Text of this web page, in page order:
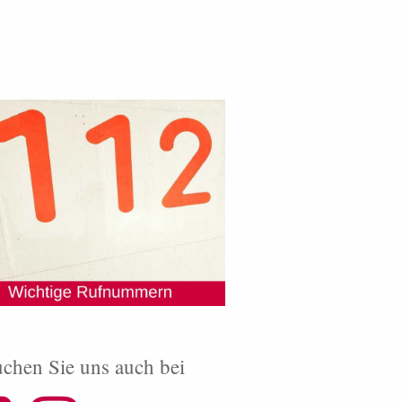
Sie uns auch bei